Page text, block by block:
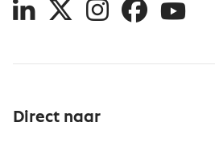
Direct naar
LinkedIn
X InstagramFacebookYouTube